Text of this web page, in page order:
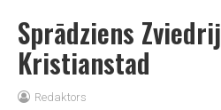
Sprādziens
Kristianstad
Redaktors